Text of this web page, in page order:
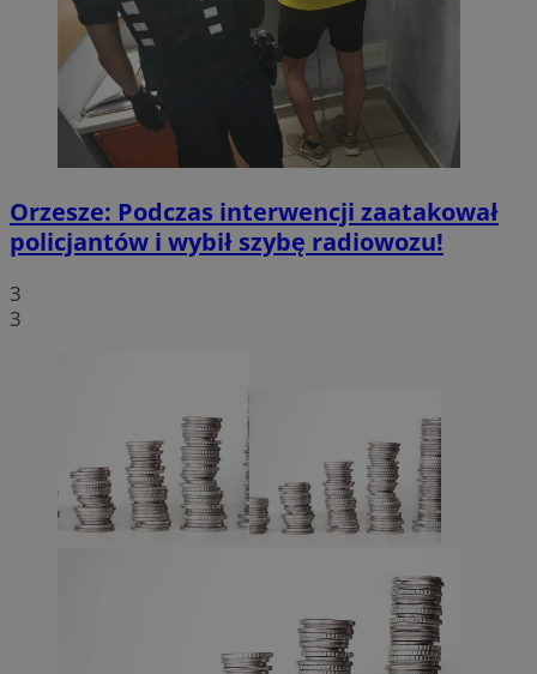
Orzesze: Podczas interwencji zaatakował
policjantów i wybił szybę radiowozu!
3
3